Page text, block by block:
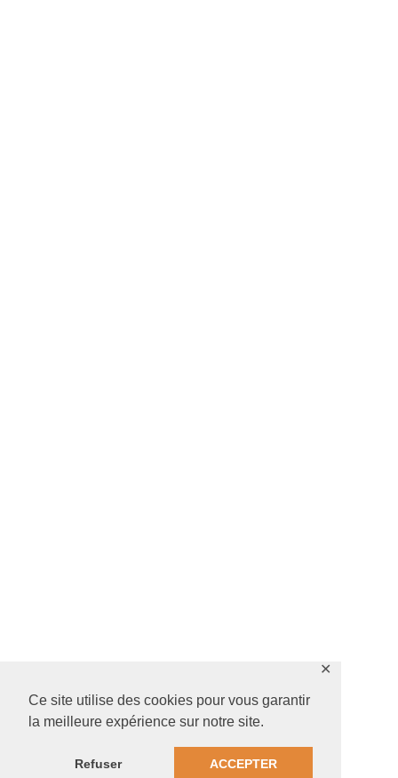
Ce site utilise des cookies pour vous garantir
la meilleure expérience sur notre site.
Refuser ACCEPTER
✕